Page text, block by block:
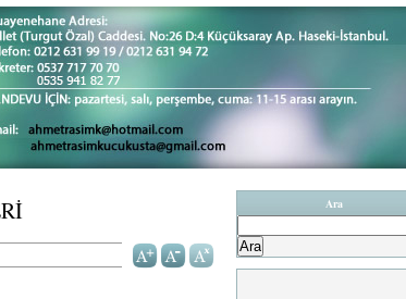
Ara